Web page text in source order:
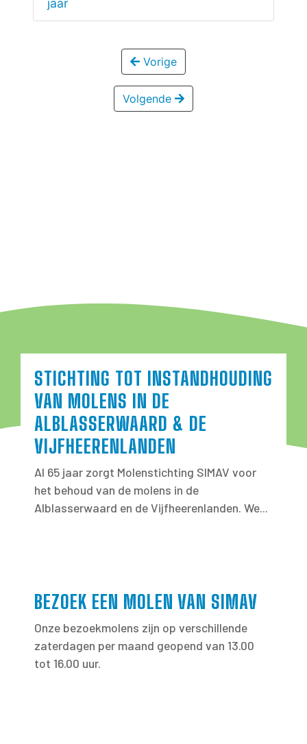
jaar
Vorige
Volgende
STICHTING TOT INSTANDHOUDING
VAN MOLENS IN DE
ALBLASSERWAARD & DE
VIJFHEERENLANDEN
Al 65 jaar zorgt Molenstichting SIMAV voor
het behoud van de molens in de
Alblasserwaard en de Vijfheerenlanden. We...
BEZOEK EEN MOLEN VAN SIMAV
Onze bezoekmolens zijn op verschillende
zaterdagen per maand geopend van 13.00
tot 16.00 uur.